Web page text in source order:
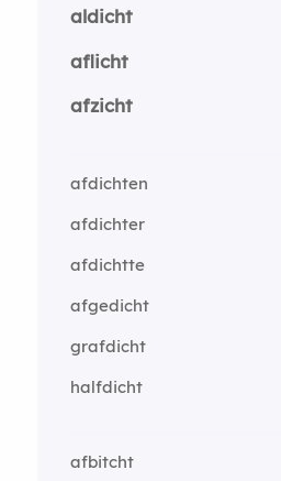
aldicht
aflicht
afzicht
afdichten
afdichter
afdichtte
afgedicht
grafdicht
halfdicht
afbitcht